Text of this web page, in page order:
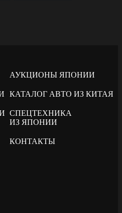
АУКЦИОНЫ ЯПОНИИ
КАТАЛОГ АВТО ИЗ КИТАЯ
СПЕЦТЕХНИКА
ИЗ ЯПОНИИ
КОНТАКТЫ